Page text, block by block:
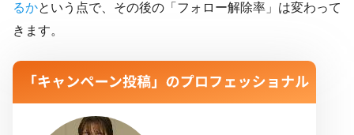
るかという点で、その後の「フォロー解除率」は変わって
きます。